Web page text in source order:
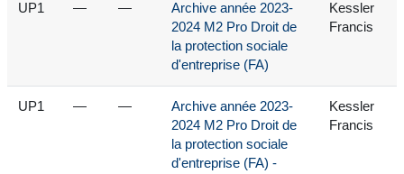
UP1 — —
Archive année 2023-
2024 M2 Pro Droit de
la protection sociale
d'entreprise (FA)
Kessler
Francis
UP1 — —
Archive année 2023-
2024 M2 Pro Droit de
la protection sociale
d'entreprise (FA) -
Kessler
Francis